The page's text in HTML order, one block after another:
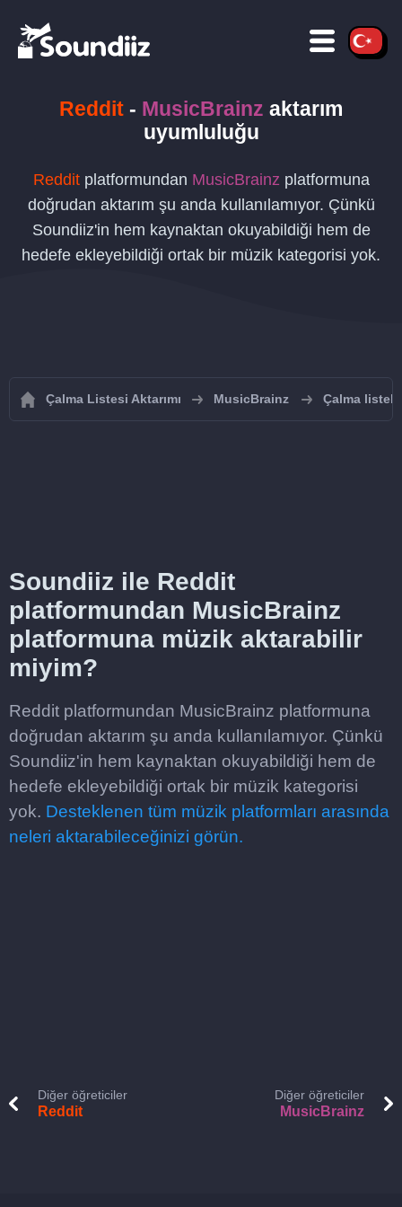
Reddit - MusicBrainz aktarım
uyumluluğu
Redditplatformundan MusicBrainz platformuna
doğrudan aktarım şu anda kullanılamıyor. Çünkü
Soundiiz'in hem kaynaktan okuyabildiği hem de
hedefe ekleyebildiği ortak bir müzik kategorisi yok.
Çalma Listesi Aktarımı MusicBrainz Çalma
Soundiiz ile Reddit
platformundan MusicBrainz
platformuna müzik aktarabilir
miyim?
Reddit platformundan MusicBrainz platformuna
doğrudan aktarım şu anda kullanılamıyor. Çünkü
Soundiiz'in hem kaynaktan okuyabildiği hem de
hedefe ekleyebildiği ortak bir müzik kategorisi
yok. Desteklenen tüm müzik platformları arasında
neleri aktarabileceğinizi görün.
Diğer öğreticiler
Reddit
Diğer öğreticiler
MusicBrainz